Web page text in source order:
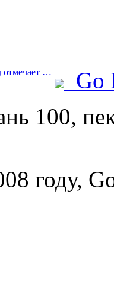
Prev:Шанхайский Диснейленд отмечает свою 10-летнюю годовщину, приняв на сегодняшний день более 100 миллионов посетителей.
Go
100,
году,